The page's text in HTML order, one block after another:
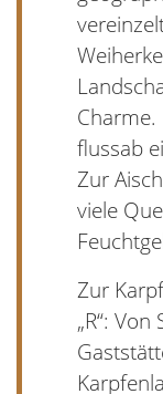
Charme.
flussab
Zur
viele
Zur
„R“: